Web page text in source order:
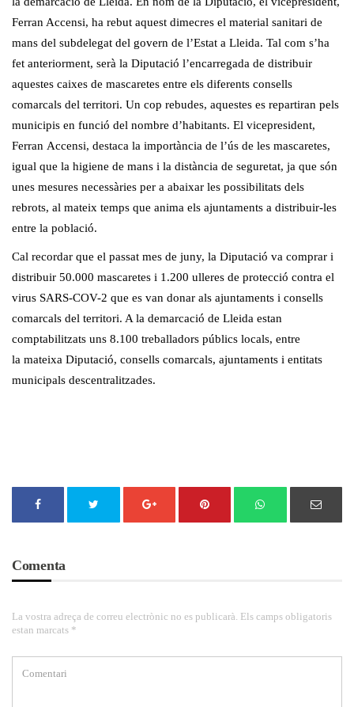
Ferran Accensi, ha rebut aquest dimecres el material sanitari de
mans del subdelegat del govern de l’Estat a Lleida. Tal com s’ha
fet anteriorment, serà la Diputació l’encarregada de distribuir
aquestes caixes de mascaretes entre els diferents consells
comarcals del territori. Un cop rebudes, aquestes es repartiran pels
municipis en funció del nombre d’habitants. El vicepresident,
Ferran Accensi, destaca la importància de l’ús de les mascaretes,
igual que la higiene de mans i la distància de seguretat, ja que són
unes mesures necessàries per a abaixar les possibilitats dels
rebrots, al mateix temps que anima els ajuntaments a distribuir-les
entre la població.
Cal recordar que el passat mes de juny, la Diputació va comprar i
distribuir 50.000 mascaretes i 1.200 ulleres de protecció contra el
virus SARS-COV-2 que es van donar als ajuntaments i consells
comarcals del territori. A la demarcació de Lleida estan
comptabilitzats uns 8.100 treballadors públics locals, entre
la mateixa Diputació, consells comarcals, ajuntaments i entitats
municipals descentralitzades.
Comenta
La vostra adreça de correu electrònic no es publicarà. Els camps obligatoris
estan marcats *